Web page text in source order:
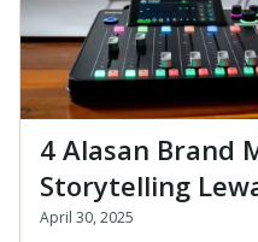
4 Alasan Brand
Storytelling
Modern
April 30, 2025